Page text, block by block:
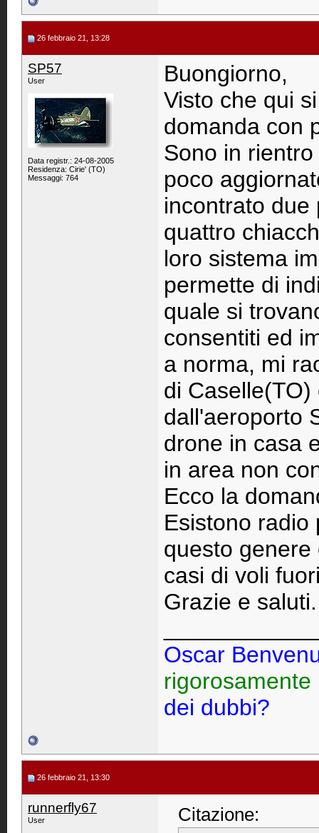
26 febbraio 21, 13:28
SP57
User
Data registr.: 24-08-2005
Residenza: Cirie' (TO)
Messaggi: 764
Buongiorno,
Visto che qui
domanda con
Sono in
poco
incontrato due
quattro
loro sistema
permette di
quale si
consentiti ed
a norma, mi
di
dall'aeroporto
drone in casa
in area non
Ecco la
Esistono radio
questo
casi di voli
Grazie e saluti.
Oscar
rigorosamente
dei dubbi?
26 febbraio 21, 13:30
runnerfly67
User Citazione: